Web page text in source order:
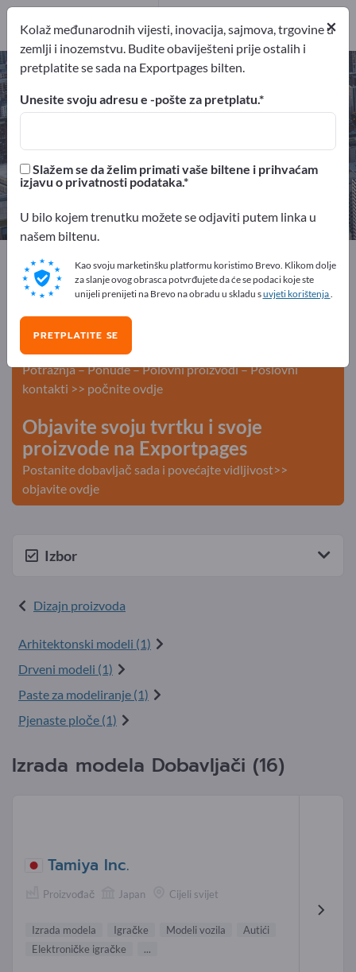
Izrada modela – pronađite
proizvođače i dobavljače
Distributeri
Exportpages Poslovne usluge
Dizajn proizvoda
Izrada modela
Besplatno oglašavajte na
Exportpages!
Potražnja – Ponude – Polovni proizvodi – Poslovni
kontakti >> počnite ovdje
Objavite svoju tvrtku i svoje
proizvode na Exportpages
Postanite dobavljač sada i povećajte vidljivost>>
objavite ovdje
Izbor
Dizajn proizvoda
Arhitektonski modeli (1)
Drveni modeli (1)
Paste za modeliranje (1)
Pjenaste ploče (1)
Izrada modela Dobavljači (16)
Tamiya Inc.
Proizvođač Japan Cijeli svijet
Izrada modela Igračke Modeli vozila
Autići
Elektroničke igračke
...
×
Kolaž međunarodnih vijesti, inovacija, sajmova, trgovine u
zemlji i inozemstvu. Budite obaviješteni prije ostalih i
pretplatite se sada na Exportpages bilten.
Unesite svoju adresu e -pošte za pretplatu.
Slažem se da želim primati vaše biltene i prihvaćam
izjavu o privatnosti podataka.
U bilo kojem trenutku možete se odjaviti putem linka u
našem biltenu.
Kao svoju marketinšku platformu koristimo Brevo. Klikom dolje
za slanje ovog obrasca potvrđujete da će se podaci koje ste
unijeli prenijeti na Brevo na obradu u skladu suvjeti korištenja.
PRETPLATITE SE